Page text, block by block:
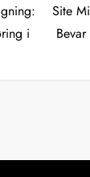
i
Site